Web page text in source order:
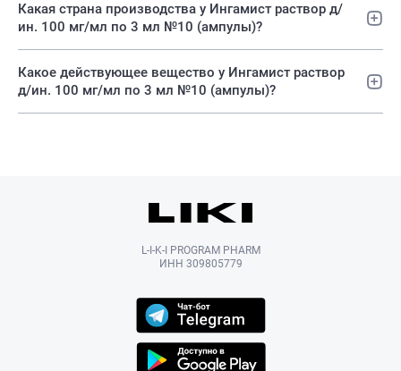
Какая страна производства у Ингамист раствор д/
ин. 100 мг/мл по 3 мл №10 (ампулы)?
Какое действующее вещество у Ингамист раствор
д/ин. 100 мг/мл по 3 мл №10 (ампулы)?
L-I-K-I PROGRAM PHARM
ИНН 309805779